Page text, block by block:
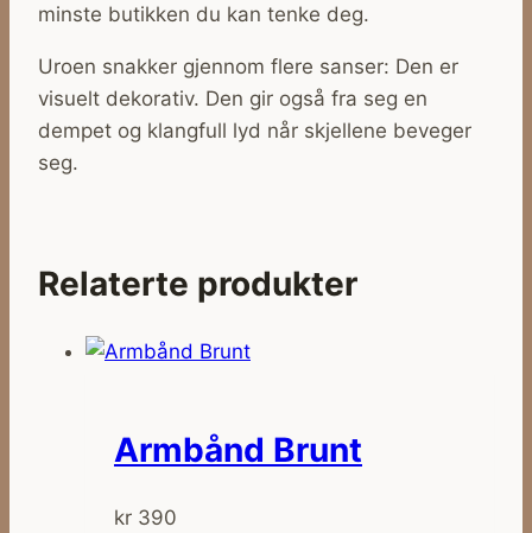
minste butikken du kan tenke deg.
Uroen snakker gjennom flere sanser: Den er
visuelt dekorativ. Den gir også fra seg en
dempet og klangfull lyd når skjellene beveger
seg.
Relaterte produkter
Armbånd Brunt
kr 390